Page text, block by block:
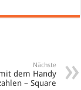
Nächste
dem Handy
– Square